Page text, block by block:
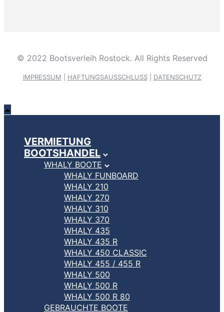
© 2022 Bootsverleih Rostock. All Rights Reserved
IMPRESSUM HAFTUNGSAUSSCHLUSS| DATENSCHUTZ
VERMIETUNG
BOOTSHANDEL
WHALY BOOTE
WHALY FUNBOARD
WHALY 210
WHALY 270
WHALY 310
WHALY 370
WHALY 435
WHALY 435 R
WHALY 450 CLASSIC
WHALY 455 / 455 R
WHALY 500
WHALY 500 R
WHALY 500 R 80
GEBRAUCHTE BOOTE